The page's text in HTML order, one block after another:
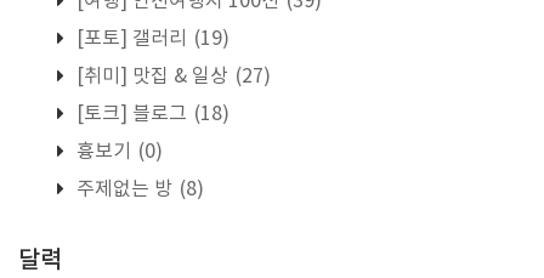
[포토] 갤러리
(19)
[취미] 맛집 & 일상 (27)
[토크] 블로그 (18)
흉보기
(0)
주제없는 방 (8)
달력